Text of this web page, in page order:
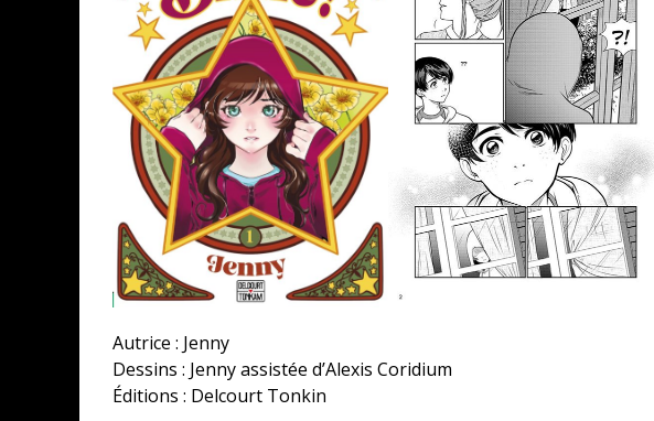
Autrice : Jenny
Dessins : Jenny assistée d’Alexis Coridium
Éditions : Delcourt Tonkin
COPIE